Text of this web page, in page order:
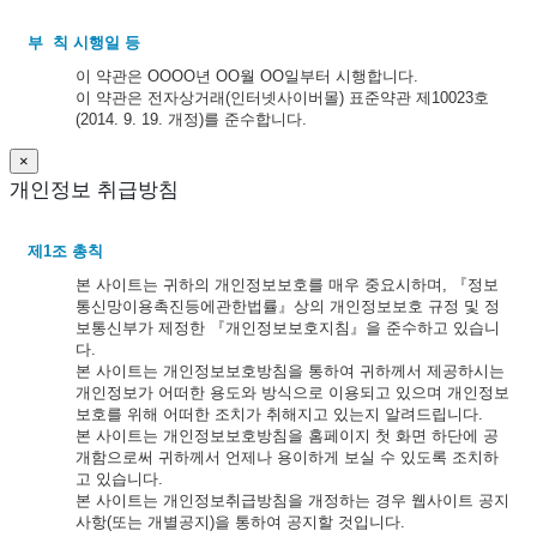
부 칙 시행일 등
이 약관은 OOOO년 OO월 OO일부터 시행합니다.
이 약관은 전자상거래(인터넷사이버몰) 표준약관 제10023호
(2014. 9. 19. 개정)를 준수합니다.
×
개인정보 취급방침
제1조 총칙
본 사이트는 귀하의 개인정보보호를 매우 중요시하며, 『정보
통신망이용촉진등에관한법률』상의 개인정보보호 규정 및 정
보통신부가 제정한 『개인정보보호지침』을 준수하고 있습니
다.
본 사이트는 개인정보보호방침을 통하여 귀하께서 제공하시는
개인정보가 어떠한 용도와 방식으로 이용되고 있으며 개인정보
보호를 위해 어떠한 조치가 취해지고 있는지 알려드립니다.
본 사이트는 개인정보보호방침을 홈페이지 첫 화면 하단에 공
개함으로써 귀하께서 언제나 용이하게 보실 수 있도록 조치하
고 있습니다.
본 사이트는 개인정보취급방침을 개정하는 경우 웹사이트 공지
사항(또는 개별공지)을 통하여 공지할 것입니다.